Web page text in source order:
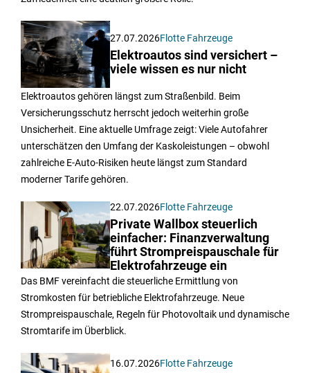
27.07.2026Flotte Fahrzeuge
Elektroautos sind versichert –
viele wissen es nur nicht
Elektroautos gehören längst zum Straßenbild. Beim
Versicherungsschutz herrscht jedoch weiterhin große
Unsicherheit. Eine aktuelle Umfrage zeigt: Viele Autofahrer
unterschätzen den Umfang der Kaskoleistungen – obwohl
zahlreiche E-Auto-Risiken heute längst zum Standard
moderner Tarife gehören.
22.07.2026Flotte Fahrzeuge
Private Wallbox steuerlich
einfacher: Finanzverwaltung
führt Strompreispauschale für
Elektrofahrzeuge ein
Das BMF vereinfacht die steuerliche Ermittlung von
Stromkosten für betriebliche Elektrofahrzeuge. Neue
Strompreispauschale, Regeln für Photovoltaik und dynamische
Stromtarife im Überblick.
16.07.2026Flotte Fahrzeuge